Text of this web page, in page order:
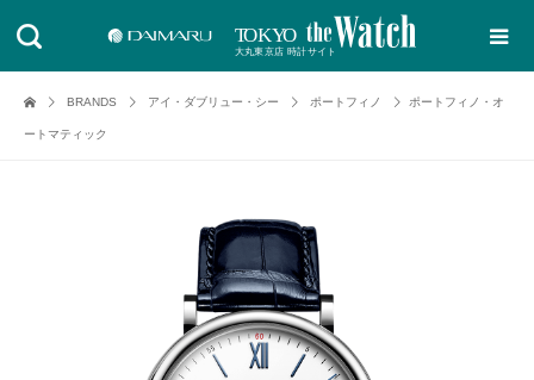
BRANDS アイ・ダブリュー・シー ポートフィノ ポートフィノ・オ
ートマティック